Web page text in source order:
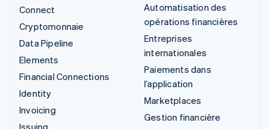
Connect
Cryptomonnaie
Data Pipeline
Elements
Financial Connections
Identity
Invoicing
Issuing
Automatisation des
opérations financières
Entreprises
internationales
Paiements dans
l’application
Marketplaces
Gestion financière